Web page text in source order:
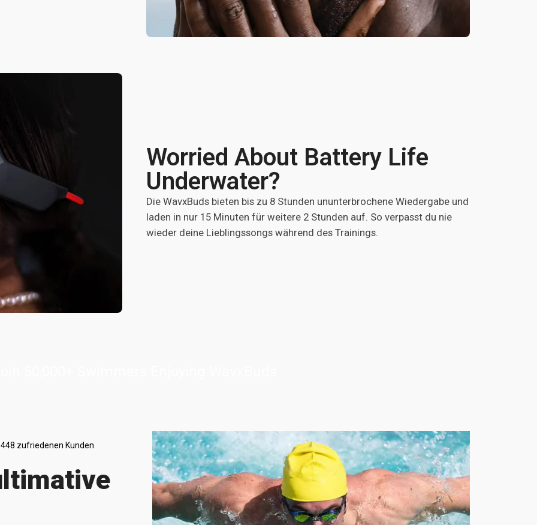
Worried About Battery Life
Underwater?
Die WavxBuds bieten bis zu 8 Stunden ununterbrochene Wiedergabe und
laden in nur 15 Minuten für weitere 2 Stunden auf. So verpasst du nie
wieder deine Lieblingssongs während des Trainings.
zufriedenen Kunden